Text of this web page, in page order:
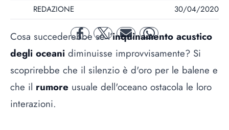
REDAZIONE 30/04/2020
facebooktwitter mail whatsapp
Cosa succederebbe se l’inquinamento acustico
degli oceani diminuisse improvvisamente? Si
scoprirebbe che il silenzio è d'oro per le balene e
che il rumore usuale dell'oceano ostacola le loro
interazioni.